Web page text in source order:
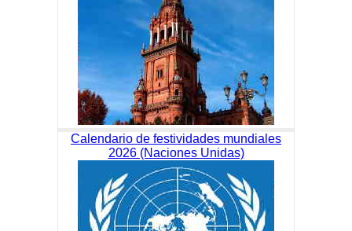
Calendario de festividades mundiales
2026 (Naciones Unidas)